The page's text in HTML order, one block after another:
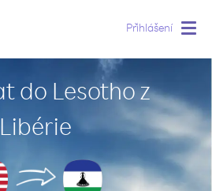
Přihlášení
do Lesotho z
Libérie